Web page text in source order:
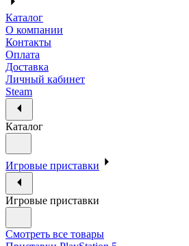
Каталог
О компании
Контакты
Оплата
Доставка
Личный кабинет
Steam
Каталог
Игровые приставки
Игровые приставки
Смотреть все товары